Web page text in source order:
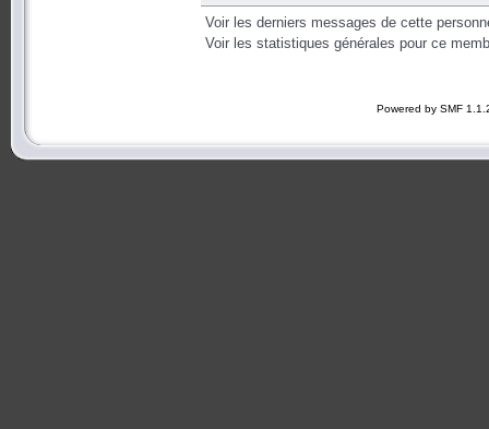
Voir les derniers messages de cette
Voir les statistiques générales pour ce
Powered by SMF